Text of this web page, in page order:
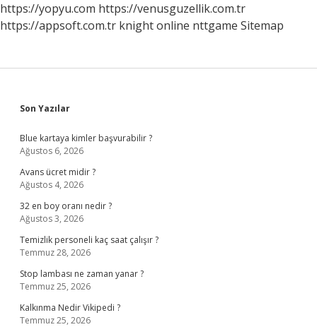
https://yopyu.com https://venusguzellik.com.tr
https://appsoft.com.tr knight online nttgame Sitemap
Sidebar
Son Yazılar
Blue kartaya kimler başvurabilir ?
Ağustos 6, 2026
Avans ücret midir ?
Ağustos 4, 2026
32 en boy oranı nedir ?
Ağustos 3, 2026
Temizlik personeli kaç saat çalışır ?
Temmuz 28, 2026
Stop lambası ne zaman yanar ?
Temmuz 25, 2026
Kalkınma Nedir Vikipedi ?
Temmuz 25, 2026